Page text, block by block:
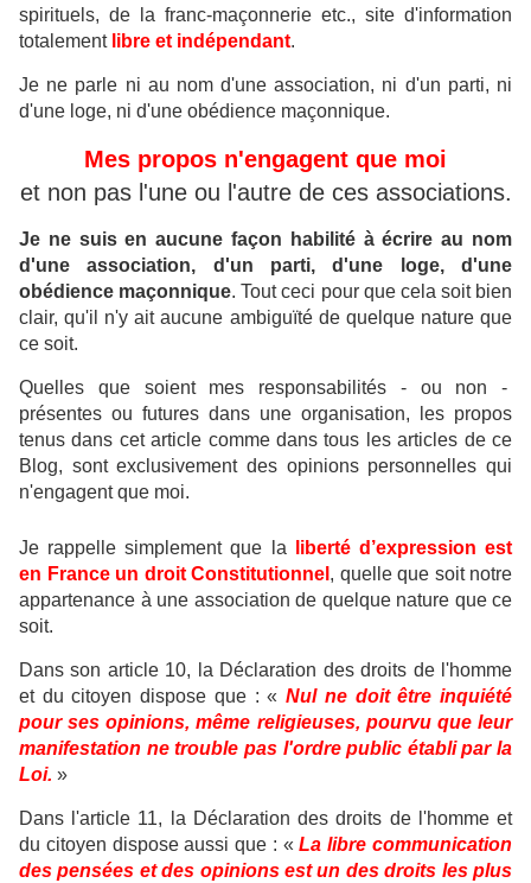
spirituels, de la franc-maçonnerie etc., site d'information
totalement libre et indépendant.
Je ne parle ni au nom d'une association, ni d'un parti, ni
d'une loge, ni d'une obédience maçonnique.
Mes propos n'engagent que moi
et non pas l'une ou l'autre de ces associations.
Je ne suis en aucune façon habilité à écrire au nom
d'une association, d'un parti, d'une loge, d'une
obédience maçonnique.Tout ceci pour que cela soit bien
clair, qu'il n'y ait aucune ambiguïté de quelque nature que
ce soit.
Quelles que soient mes responsabilités - ou non -
présentes ou futures dans une organisation, les propos
tenus dans cet article comme dans tous les articles de ce
Blog, sont exclusivement des opinions personnelles qui
n'engagent que moi.
Je rappelle simplement que la
liberté d’expression est
en France un droit Constitutionnel , quelle que soit notre
appartenance à une association de quelque nature que ce
soit.
Dans son article 10, la Déclaration des droits de l'homme
et du citoyen dispose que : «Nul ne doit être inquiété
pour ses opinions, même religieuses, pourvu que leur
manifestation ne trouble pas l'ordre public établi par la
Loi. »
Dans l'article 11, la Déclaration des droits de l'homme et
du citoyen dispose aussi que : «La libre communication
des pensées et des opinions est un des droits les plus